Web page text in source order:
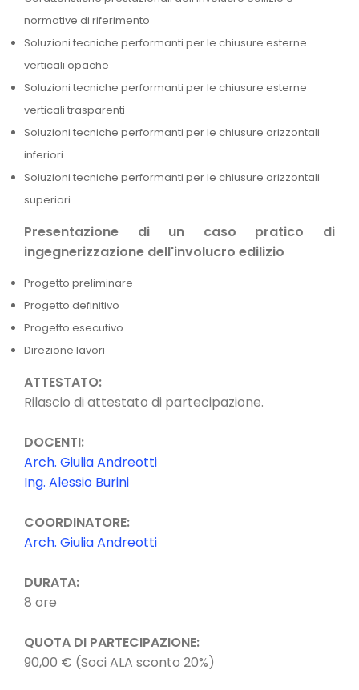
normative di riferimento
Soluzioni tecniche performanti per le chiusure esterne
verticali opache
Soluzioni tecniche performanti per le chiusure esterne
verticali trasparenti
Soluzioni tecniche performanti per le chiusure orizzontali
inferiori
Soluzioni tecniche performanti per le chiusure orizzontali
superiori
Presentazione di un caso pratico di
ingegnerizzazione dell'involucro edilizio
Progetto preliminare
Progetto definitivo
Progetto esecutivo
Direzione lavori
ATTESTATO:
Rilascio di attestato di partecipazione.
DOCENTI:
Arch. Giulia Andreotti
Ing. Alessio Burini
COORDINATORE:
Arch. Giulia Andreotti
DURATA:
8 ore
QUOTA DI PARTECIPAZIONE:
90,00 € (Soci ALA sconto 20%)